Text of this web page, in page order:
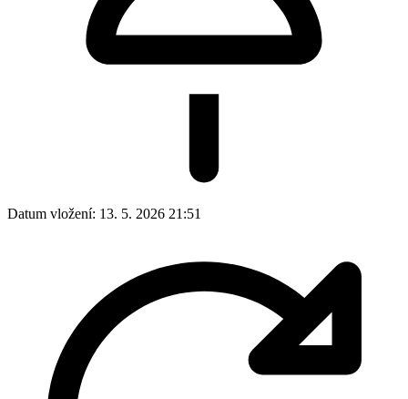
Datum vložení: 13. 5. 2026 21:51